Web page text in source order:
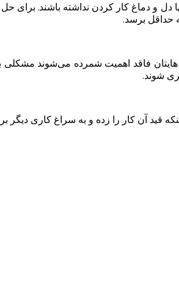
و دماغ کار کردن نداشته باشند. برای
حداقل برسد.
هایتان فاقد اهمیت شمرده می‌شوند
شوند.
قید آن کار را زده و به سراغ کاری دیگر